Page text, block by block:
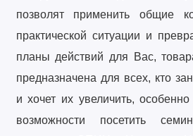
позволят применить общие
практической ситуации и
планы действий для Вас,
предназначена для всех, кто
и хочет их увеличить,
возможности посетить